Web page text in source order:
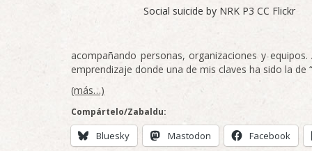
Social suicide by NRK P3 CC Flickr
acompañando personas, organizaciones y
emprendizaje donde una de mis claves ha sido la de
(más…)
Compártelo/Zabaldu:
Bluesky Mastodon Facebook